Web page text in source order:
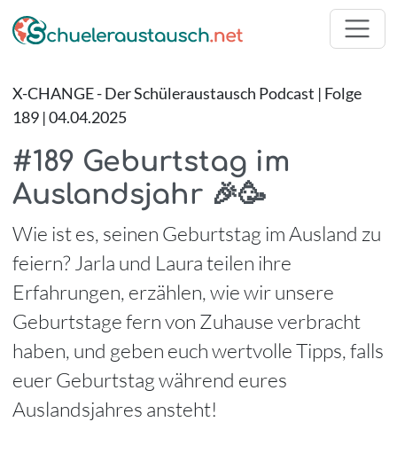
X-CHANGE - Der Schüleraustausch Podcast | Folge
189 | 04.04.2025
#189 Geburtstag im
Auslandsjahr 🎉🥳
Wie ist es, seinen Geburtstag im Ausland zu
feiern? Jarla und Laura teilen ihre
Erfahrungen, erzählen, wie wir unsere
Geburtstage fern von Zuhause verbracht
haben, und geben euch wertvolle Tipps, falls
euer Geburtstag während eures
Auslandsjahres ansteht!